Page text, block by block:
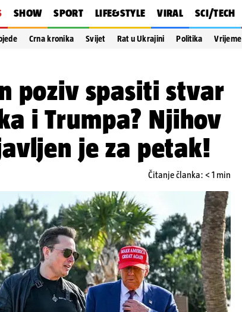
SHOW SPORT LIFE&STYLE VIRAL SCI/TECH
Crna kronika Svijet Rat u Ukrajini Politika Vrijeme
poziv spasiti stvar
i Trumpa? Njihov
je za petak!
Čitanje članka: < 1 min